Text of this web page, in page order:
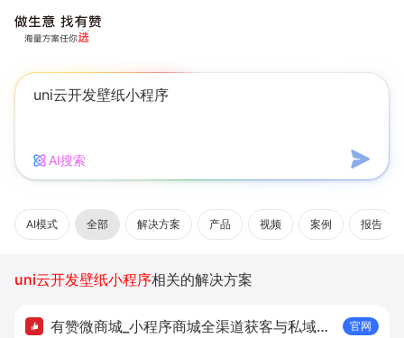
AI搜索
AI模式 全部 解决方案 产品 视频 案例 报告
uni云开发壁纸小程序相关的解决方案
有赞微商城_小程序商城全渠道获客与私域复
官网